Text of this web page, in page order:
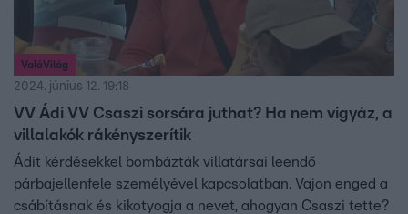
ValóVilág
2024. június 12. 19:18
VV Ádi VV Csaszi sorsára juthat? Ha nem vigyáz, a
villalakók rákényszerítik
Ádit kérdésekkel bombázták villatársai leendő
párbajellenfele személyével kapcsolatban. Vajon enged a
csábításnak és kikotyogja a nevet, ahogyan Csaszi tette?